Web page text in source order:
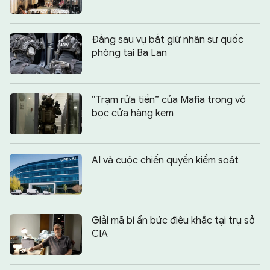
Đằng sau vụ bắt giữ nhân sự quốc
phòng tại Ba Lan
“Trạm rửa tiền” của Mafia trong vỏ
bọc cửa hàng kem
AI và cuộc chiến quyền kiểm soát
Giải mã bí ẩn bức điêu khắc tại trụ sở
CIA